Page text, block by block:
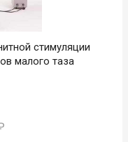
стимуляции
малого таза